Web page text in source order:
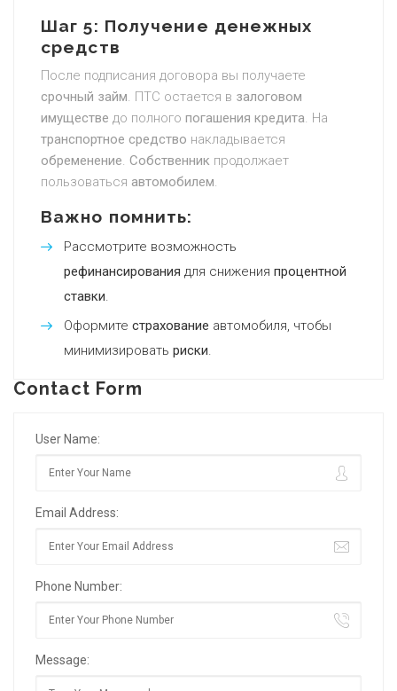
Шаг 5: Получение денежных
средств
После подписания договора вы получаете
срочный займ. ПТС остается в залоговом
имуществе до полного погашения кредита. На
транспортное средство накладывается
обременение. Собственник продолжает
пользоваться автомобилем.
Важно помнить:
Рассмотрите возможность
рефинансирования для снижения процентной
ставки.
Оформите страхование автомобиля, чтобы
минимизировать риски.
Contact Form
User Name:
Email Address:
Phone Number:
Message: